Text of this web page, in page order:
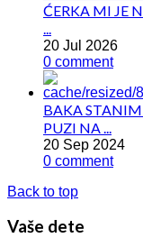
ĆERKA MI JE
20 Jul 2026
0 comment
BAKA
PUZI NA ...
20 Sep 2024
0 comment
Back to top
Vaše dete